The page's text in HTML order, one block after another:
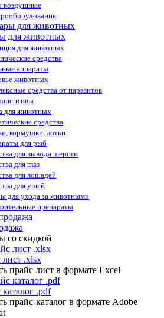
для животных
для животных
средства
аппараты
животных
средства от паразитов
для животных
средства
кормушки, лотки
для рыб
для вывода шерсти
для глаз
для лошадей
для ушей
для ухода за животными
препараты
со скидкой
.xlsx
прайс лист в формате Excel
.pdf
прайс-каталог в формате Adobe